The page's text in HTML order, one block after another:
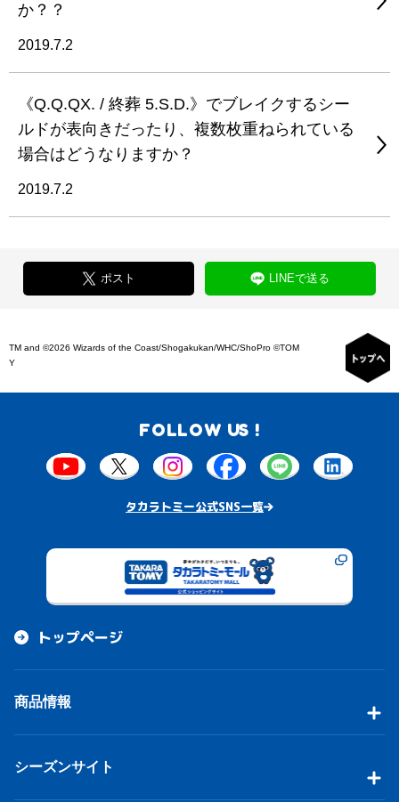
か？？
2019.7.2
《Q.Q.QX. / 終葬 5.S.D.》でブレイクするシー
ルドが表向きだったり、複数枚重ねられている
場合はどうなりますか？
2019.7.2
ポスト LINEで送る
TM and ©2026 Wizards of the Coast/Shogakukan/WHC/ShoPro ©TOM
Y
FOLLOW US !
タカラトミー公式SNS一覧
トップページ
商品情報
シーズンサイト